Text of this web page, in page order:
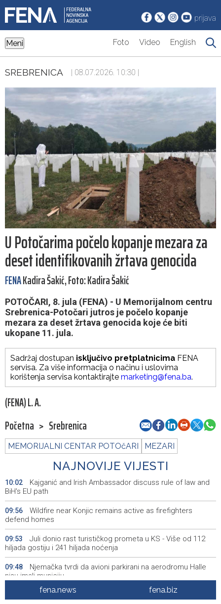
prijava
Meni Foto Video English
SREBRENICA | 08.07.2026. 10:30 |
U Potočarima počelo kopanje mezara za
deset identifikovanih žrtava genocida
FENAKadira Šakić, Foto: Kadira Šakić
POTOČARI, 8. jula (FENA) - U Memorijalnom centru
Srebrenica-Potočari jutros je počelo kopanje
mezara za deset žrtava genocida koje će biti
ukopane 11. jula.
Sadržaj dostupan isključivo pretplatnicima FENA
servisa. Za više informacija o načinu i uslovima
korištenja servisa kontaktirajte marketing@fena.ba.
(FENA) L. A.
Početna > Srebrenica
MEMORIJALNI CENTAR POTOčARI MEZARI
NAJNOVIJE VIJESTI
10:02
Kajganić and Irish Ambassador discuss rule of law and
BiH's EU path
09:56
Wildfire near Konjic remains active as firefighters
defend homes
09:53
Juli donio rast turističkog prometa u KS - Više od 112
hiljada gostiju i 241 hiljada noćenja
09:48
Njemačka tvrdi da avioni parkirani na aerodromu Halle
nisu imali municiju
U Sarajevu počelo saobraćati 10 novih ISUZU autobusa
fena.news fena.biz